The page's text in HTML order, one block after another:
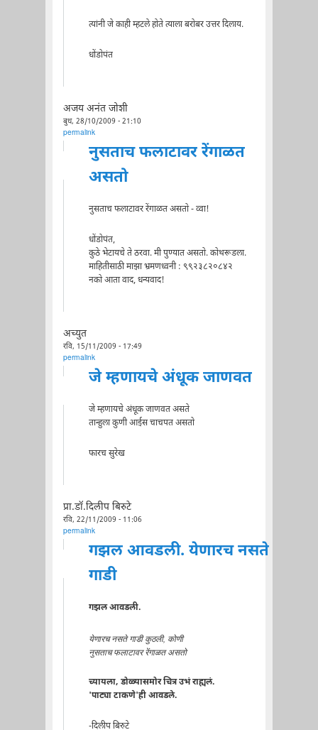
त्यांनी जे काही म्हटले होते त्याला बरोबर उत्तर दिलाय.
धोंडोपंत
अजय अनंत जोशी
बुध, 28/10/2009 - 21:10
permalink
नुसताच फलाटावर रेंगाळत
असतो
नुसताच फलाटावर रेंगाळत असतो - व्वा!
धोंडोपंत,
कुठे भेटायचे ते ठरवा. मी पुण्यात असतो. कोथरूडला.
माहितीसाठी माझा भ्रमणध्वनी : ९९२३८२०८४२
नको आता वाद, धन्यवाद!
अच्युत
रवि, 15/11/2009 - 17:49
permalink
जे म्हणायचे अंधूक जाणवत
जे म्हणायचे अंधूक जाणवत असते
तान्हुला कुणी आईस चाचपत असतो
फारच सुरेख
प्रा.डॉ.दिलीप बिरुटे
रवि, 22/11/2009 - 11:06
permalink
गझल आवडली. येणारच नसते
गाडी
गझल आवडली.
येणारच नसते गाडी कुठली, कोणी
नुसताच फलाटावर रेंगाळत असतो
च्यायला, डोळ्यासमोर चित्र उभं राह्यलं.
'पाट्या टाकणे'ही आवडले.
-दिलीप बिरुटे